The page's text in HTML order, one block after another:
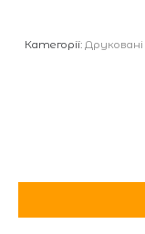
Категорії: